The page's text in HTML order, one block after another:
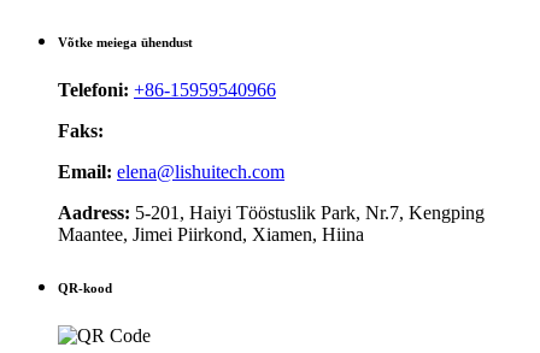
Võtke meiega ühendust
Telefoni: +86-15959540966
Faks:
Email: elena@lishuitech.com
Aadress: 5-201, Haiyi Tööstuslik Park, Nr.7, Kengping
Maantee, Jimei Piirkond, Xiamen, Hiina
QR-kood